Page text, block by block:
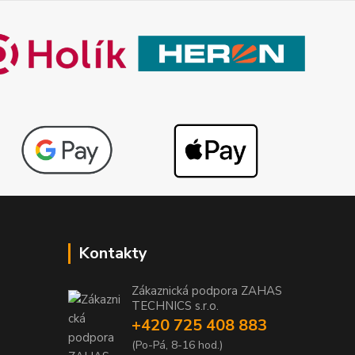
Kontakty
Zákaznická podpora ZAHAS
TECHNICS s.r.o.
+420 725 408 883
(Po-Pá, 8-16 hod.)